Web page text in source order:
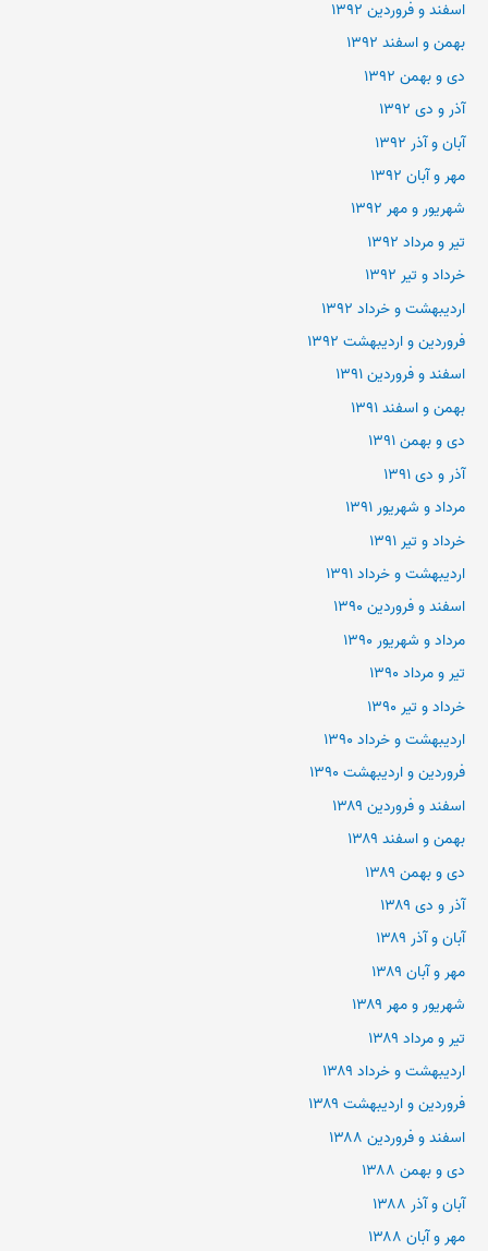
اسفند و فروردین ۱۳۹۲
بهمن و اسفند ۱۳۹۲
دی و بهمن ۱۳۹۲
آذر و دی ۱۳۹۲
آبان و آذر ۱۳۹۲
مهر و آبان ۱۳۹۲
شهریور و مهر ۱۳۹۲
تیر و مرداد ۱۳۹۲
خرداد و تیر ۱۳۹۲
اردیبهشت و خرداد ۱۳۹۲
فروردین و اردیبهشت ۱۳۹۲
اسفند و فروردین ۱۳۹۱
بهمن و اسفند ۱۳۹۱
دی و بهمن ۱۳۹۱
آذر و دی ۱۳۹۱
مرداد و شهریور ۱۳۹۱
خرداد و تیر ۱۳۹۱
اردیبهشت و خرداد ۱۳۹۱
اسفند و فروردین ۱۳۹۰
مرداد و شهریور ۱۳۹۰
تیر و مرداد ۱۳۹۰
خرداد و تیر ۱۳۹۰
اردیبهشت و خرداد ۱۳۹۰
فروردین و اردیبهشت ۱۳۹۰
اسفند و فروردین ۱۳۸۹
بهمن و اسفند ۱۳۸۹
دی و بهمن ۱۳۸۹
آذر و دی ۱۳۸۹
آبان و آذر ۱۳۸۹
مهر و آبان ۱۳۸۹
شهریور و مهر ۱۳۸۹
تیر و مرداد ۱۳۸۹
اردیبهشت و خرداد ۱۳۸۹
فروردین و اردیبهشت ۱۳۸۹
اسفند و فروردین ۱۳۸۸
دی و بهمن ۱۳۸۸
آبان و آذر ۱۳۸۸
مهر و آبان ۱۳۸۸